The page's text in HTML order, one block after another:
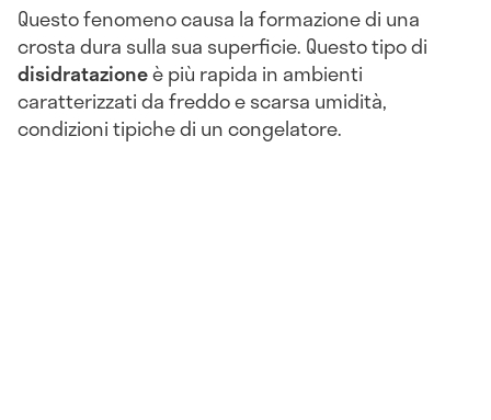
Questo fenomeno causa la formazione di una
crosta dura sulla sua superficie. Questo tipo di
disidratazioneè più rapida in ambienti
caratterizzati da freddo e scarsa umidità,
condizioni tipiche di un congelatore.